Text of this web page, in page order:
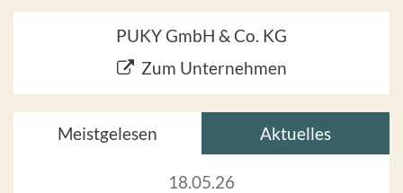
PUKY GmbH & Co. KG
Zum Unternehmen
Meistgelesen Aktuelles
18.05.26